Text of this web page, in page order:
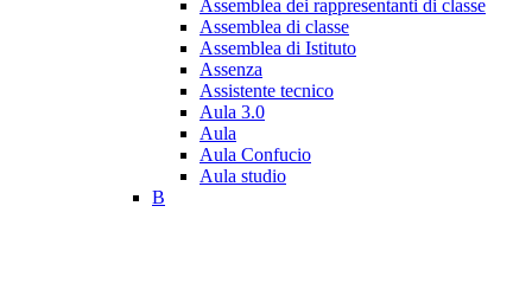
Assemblea dei rappresentanti di classe
Assemblea di classe
Assemblea di Istituto
Assenza
Assistente tecnico
Aula 3.0
Aula
Aula Confucio
Aula studio
B